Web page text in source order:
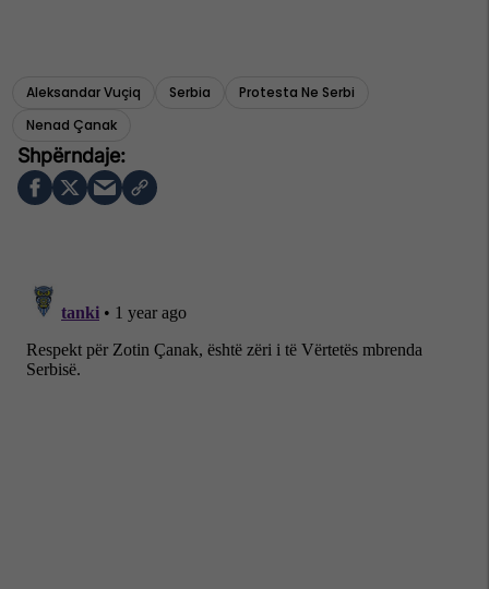
Aleksandar Vuçiq Serbia
Protesta Ne Serbi
Nenad Çanak